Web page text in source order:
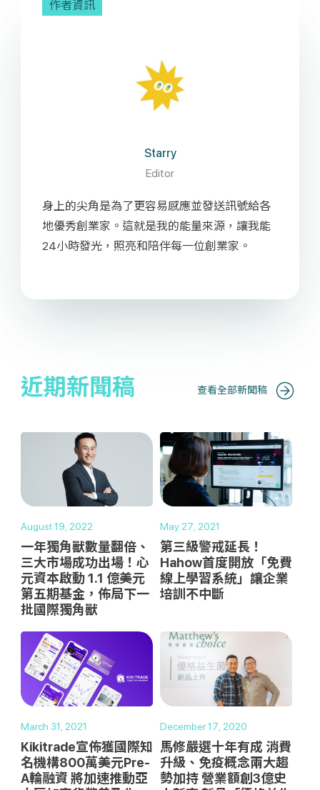
作者資訊
Starry
Editor
身上的尖角是為了更容易感應並發送訊號給各
地優秀創業家。這就是我的能量來源，讓我能
24小時發光，照亮和陪伴每一位創業家。
近期新聞稿 查看全部新聞稿
August 19, 2022
一年獨角獸數量翻倍、
三大市場成功出場！心
元資本啟動 1.1 億美元
第五期基金，佈局下一
批國際獨角獸
May 27, 2021
第三級警戒延長！
Hahow首度開放「免費
線上學習系統」讓企業
培訓不中斷
March 31, 2021
Kikitrade宣佈獲國際知
名機構800萬美元Pre-
A輪融資 將加速推動亞
December 17, 2020
馬修嚴選十年有成 消費
升級、免疫概念兩大趨
勢加持 營業額創3億史